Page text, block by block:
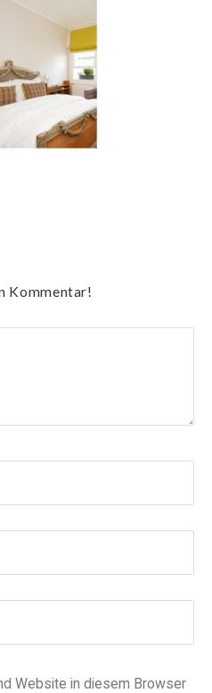
Kommentar!
Website in diesem Browser